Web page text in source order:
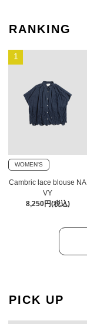
RANKING
1
WOMEN'S
Cambric lace blouse NA
VY
8,250円(税込)
PICK UP